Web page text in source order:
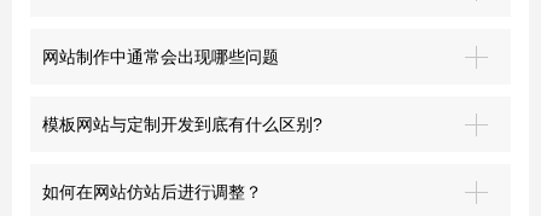
网站制作中通常会出现哪些问题
模板网站与定制开发到底有什么区别?
如何在网站仿站后进行调整？